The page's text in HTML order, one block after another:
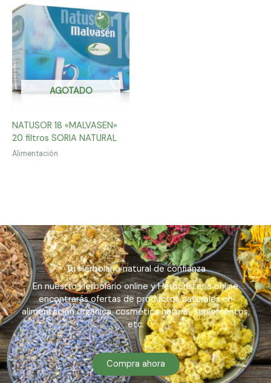
AGOTADO
NATUSOR 18 «MALVASEN»
20 filtros SORIA NATURAL
Alimentación
Tu Herbolario natural de confianza
En nuestro Herbolario online y Herboristería online
encontrarás ofertas de productos naturales en
alimentación orgánica, cosmética natural, suplementos,
etc.
Compra ahora